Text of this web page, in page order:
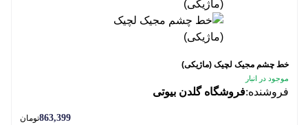
خط چشم مجیک لچیک (ماژیکی)
موجود در انبار
فروشنده:فروشگاه گلدن بیوتی
863,399تومان